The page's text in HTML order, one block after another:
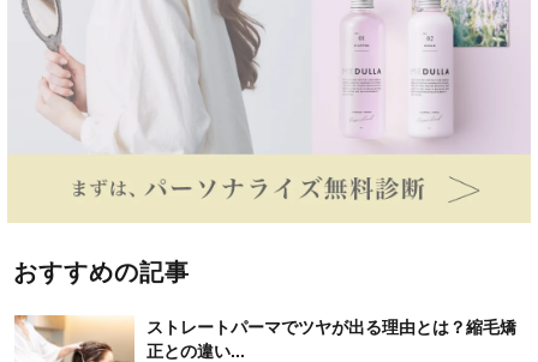
おすすめの記事
ストレートパーマでツヤが出る理由とは？縮毛矯
正との違い...